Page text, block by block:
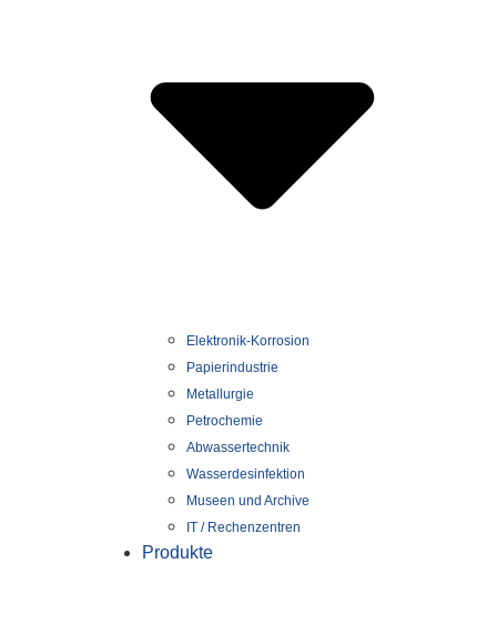
Elektronik-Korrosion
Papierindustrie
Metallurgie
Petrochemie
Abwassertechnik
Wasserdesinfektion
Museen und Archive
IT / Rechenzentren
Produkte